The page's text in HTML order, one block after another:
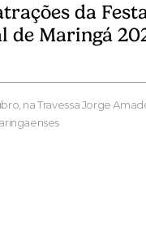
da
de Maringá
na Travessa Jorge